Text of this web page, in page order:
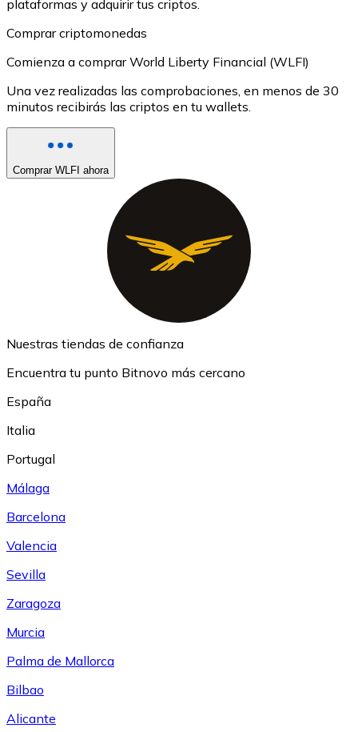
plataformas y adquirir tus criptos.
Comprar criptomonedas
Comienza a comprar World Liberty Financial (WLFI)
Una vez realizadas las comprobaciones, en menos de 30
minutos recibirás las criptos en tu wallets.
Comprar WLFI ahora
Nuestras tiendas de confianza
Encuentra tu punto Bitnovo más cercano
España
Italia
Portugal
Málaga
Barcelona
Valencia
Sevilla
Zaragoza
Murcia
Palma de Mallorca
Bilbao
Alicante